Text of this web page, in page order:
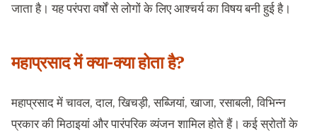
जाता है। यह परंपरा वर्षों से लोगों के लिए आश्चर्य का विषय बनी हुई है।
महाप्रसाद में क्या-क्या होता है?
महाप्रसाद में चावल, दाल, खिचड़ी, सब्जियां, खाजा, रसाबली, विभिन्न
प्रकार की मिठाइयां और पारंपरिक व्यंजन शामिल होते हैं। कई स्रोतों के